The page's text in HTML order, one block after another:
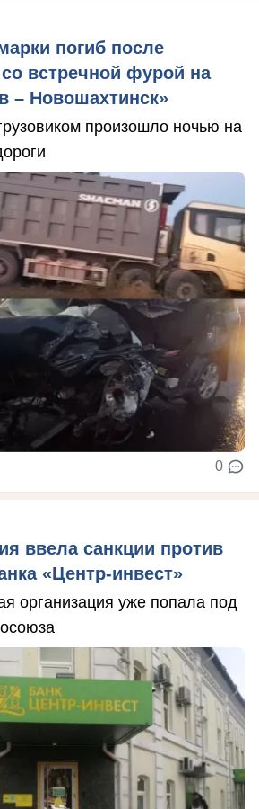
погиб после
встречной фурой на
– Новошахтинск»
произошло ночью на
0
ввела санкции против
«Центр-инвест»
организация уже попала под